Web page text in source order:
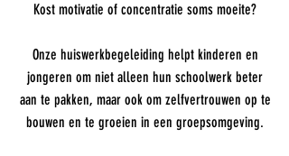
Kost motivatie of concentratie soms moeite?
Onze huiswerkbegeleiding helpt kinderen en
jongeren om niet alleen hun schoolwerk beter
aan te pakken, maar ook om zelfvertrouwen op te
bouwen en te groeien in een groepsomgeving.